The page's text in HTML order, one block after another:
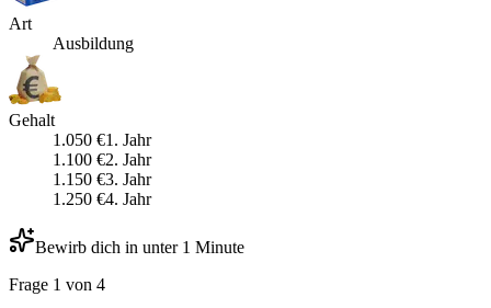
Art
Ausbildung
Gehalt
1.050 €1 . Jahr
1.100 €2. Jahr
1.150 €3. Jahr
1.250 €4. Jahr
Bewirb dich in unter 1 Minute
Frage 1 von 4